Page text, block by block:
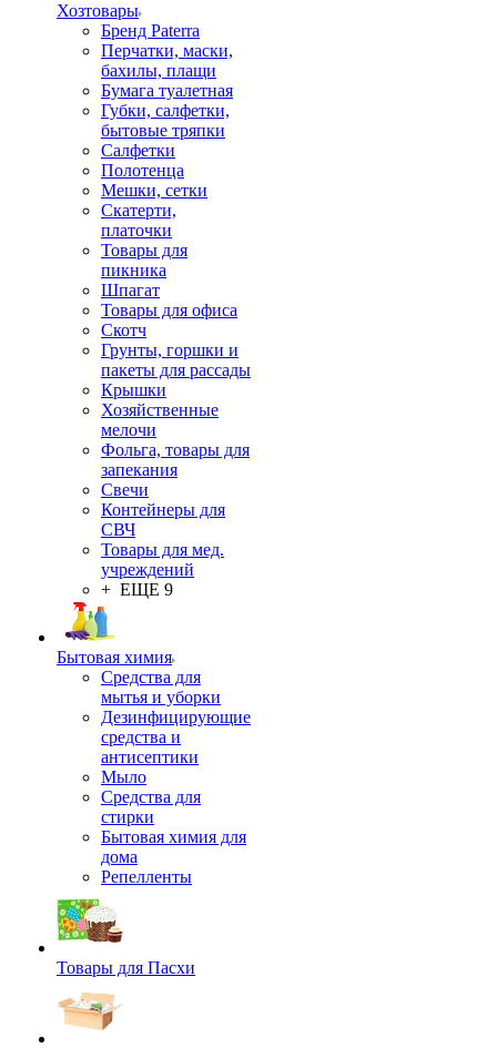
Хозтовары
Бренд Paterra
Перчатки, маски,
бахилы, плащи
Бумага туалетная
Губки, салфетки,
бытовые тряпки
Салфетки
Полотенца
Мешки, сетки
Скатерти,
платочки
Товары для
пикника
Шпагат
Товары для офиса
Скотч
Грунты, горшки и
пакеты для рассады
Крышки
Хозяйственные
мелочи
Фольга, товары для
запекания
Свечи
Контейнеры для
СВЧ
Товары для мед.
учреждений
+ ЕЩЕ 9
Бытовая химия
Средства для
мытья и уборки
Дезинфицирующие
средства и
антисептики
Мыло
Средства для
стирки
Бытовая химия для
дома
Репелленты
Товары для Пасхи